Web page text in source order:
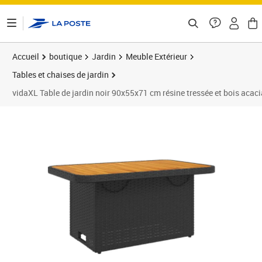
Accueil boutique Jardin
Meuble Extérieur
Tables et chaises de jardin
vidaXL Table de jardin noir 90x55x71 cm résine tressée et bois